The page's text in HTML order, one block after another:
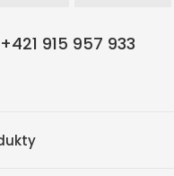
+421 915 957 933